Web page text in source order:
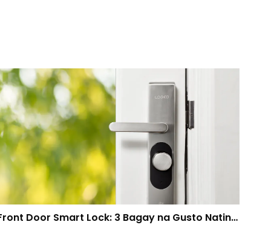
Front Door Smart Lock: 3 Bagay na Gusto Natin, 1 Hindi Namin